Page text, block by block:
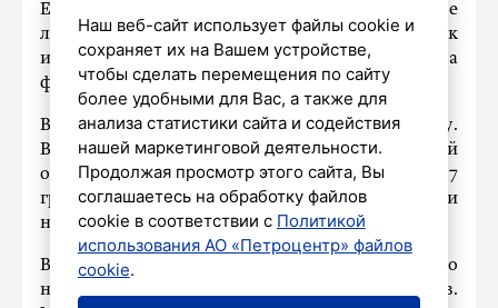
Его доставили в дежурную часть, где в ходе
личного досмотра были обнаружены 21 сверток
из цветной клейкой ленты и 2 свертка
фольгированной бумаги.
Вещества направили на экспертизу.
Выяснилось, что это героин общей массой
около 13 граммов и марихуана массой около 7
граммов. Еще семь кустов конопли были
найдены в квартире задержанного.
Возбуждено уголовное дело по статье о
незаконном хранении наркотических средств.
Наш веб-сайт использует файлы cookie и
сохраняет их на Вашем устройстве,
чтобы сделать перемещения по сайту
более удобными для Вас, а также для
анализа статистики сайта и содействия
нашей маркетинговой деятельности.
Продолжая просмотр этого сайта, Вы
соглашаетесь на обработку файлов
cookie в соответствии с Политикой
использования АО «Петроцентр» файлов
cookie.